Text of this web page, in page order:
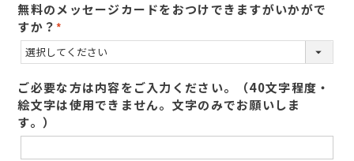
無料のメッセージカードをおつけできますがいかがで
すか？
(
必
)
ご必要な方は内容をご入力ください。（40文字程度・
絵文字は使用できません。文字のみでお願いしま
す。）